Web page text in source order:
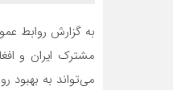
به گزارش روابط
مشترک ایران و
می‌تواند به بهبود